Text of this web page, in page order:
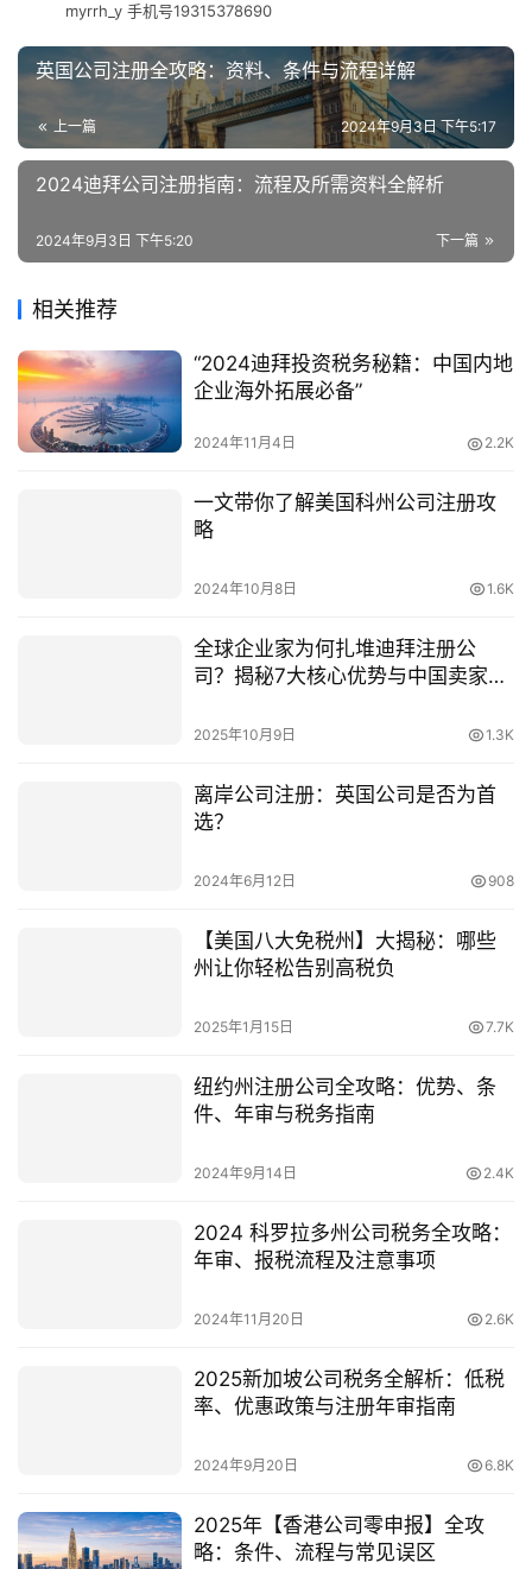
myrrh_y 手机号19315378690
英国公司注册全攻略：资料、条件与流程详解
上一篇 2024年9月3日 下午5:17
2024迪拜公司注册指南：流程及所需资料全解析
下一篇
2024年9月3日 下午5:20
相关推荐
“2024迪拜投资税务秘籍：中国内地
企业海外拓展必备”
2024年11月4日 2.2K
一文带你了解美国科州公司注册攻
略
2024年10月8日 1.6K
全球企业家为何扎堆迪拜注册公
司？揭秘7大核心优势与中国卖家的
2025年10月9日 1.3K
离岸公司注册：英国公司是否为首
选？
2024年6月12日 908
【美国八大免税州】大揭秘：哪些
州让你轻松告别高税负
2025年1月15日 7.7K
纽约州注册公司全攻略：优势、条
件、年审与税务指南
2024年9月14日 2.4K
2024 科罗拉多州公司税务全攻略：
年审、报税流程及注意事项
2024年11月20日 2.6K
2025新加坡公司税务全解析：低税
率、优惠政策与注册年审指南
2024年9月20日 6.8K
2025年【香港公司零申报】全攻
略：条件、流程与常见误区